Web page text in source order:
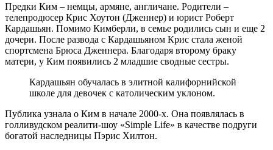
Предки Ким – немцы, армяне, англичане. Родители –
телепродюсер Крис Хоутон (Дженнер) и юрист Роберт
Кардашьян. Помимо Кимберли, в семье родились сын и еще 2
дочери. После развода с Кардашьяном Крис стала женой
спортсмена Брюса Дженнера. Благодаря второму браку
матери, у Ким появились 2 младшие сводные сестры.
Кардашьян обучалась в элитной калифорнийской
школе для девочек с католическим уклоном.
Публика узнала о Ким в начале 2000-х. Она появлялась в
голливудском реалити-шоу «Simple Life» в качестве подруги
богатой наследницы Пэрис Хилтон.